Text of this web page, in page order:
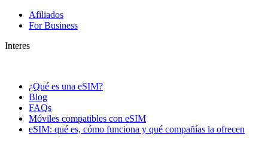
Afiliados
For Business
Interes
¿Qué es una eSIM?
Blog
FAQs
Móviles compatibles con eSIM
eSIM: qué es, cómo funciona y qué compañías la ofrecen